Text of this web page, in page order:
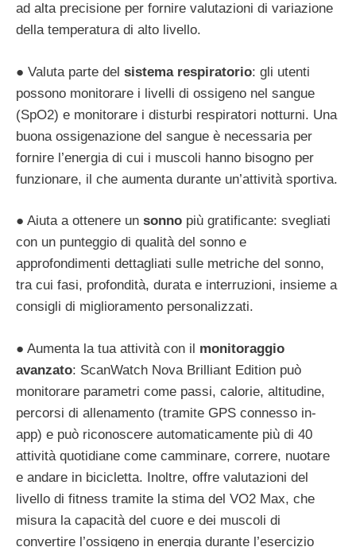
ad alta precisione per fornire valutazioni di variazione
della temperatura di alto livello.
● Valuta parte del sistema respiratorio: gli utenti
possono monitorare i livelli di ossigeno nel sangue
(SpO2) e monitorare i disturbi respiratori notturni. Una
buona ossigenazione del sangue è necessaria per
fornire l’energia di cui i muscoli hanno bisogno per
funzionare, il che aumenta durante un’attività sportiva.
● Aiuta a ottenere un sonno più gratificante: svegliati
con un punteggio di qualità del sonno e
approfondimenti dettagliati sulle metriche del sonno,
tra cui fasi, profondità, durata e interruzioni, insieme a
consigli di miglioramento personalizzati.
● Aumenta la tua attività con il monitoraggio
avanzato: ScanWatch Nova Brilliant Edition può
monitorare parametri come passi, calorie, altitudine,
percorsi di allenamento (tramite GPS connesso in-
app) e può riconoscere automaticamente più di 40
attività quotidiane come camminare, correre, nuotare
e andare in bicicletta. Inoltre, offre valutazioni del
livello di fitness tramite la stima del VO2 Max, che
misura la capacità del cuore e dei muscoli di
convertire l’ossigeno in energia durante l’esercizio